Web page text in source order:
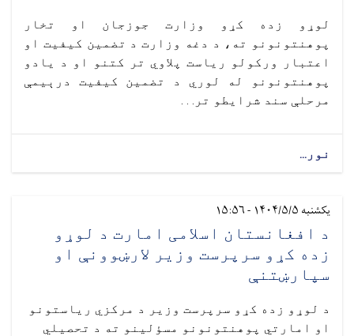
لوړو زده کړو وزارت جوزجان او تخار
پوهنتونونو ته، د دغه وزارت د تضمین کیفیت او
اعتبار ورکولو ریاست پلاوي تر کتنو او د یادو
پوهنتونونو له لوري د تضمین کیفیت درېیمې
مرحلې سند شرایطو تر. . .
نور...
یکشنبه ۱۴۰۴/۵/۵ - ۱۵:۵۶
د افغانستان اسلامی امارت د لوړو
زده کړو سرپرست وزیر لارښوونې او
سپارښتنې
د لوړو زده کړو سرپرست وزیر د مرکزي ریاستونو
او امارتي پوهنتونونو مسؤلینو ته د تحصیلي